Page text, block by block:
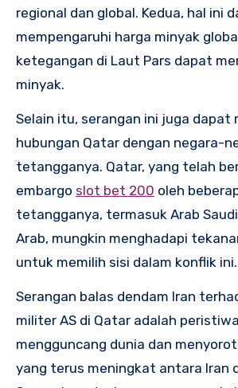
regional dan global. Kedua, hal ini
mempengaruhi harga minyak
ketegangan di Laut Pars dapat
minyak.
Selain itu, serangan ini juga dapat
hubungan Qatar dengan negara-
tetangganya. Qatar, yang telah
embargo slot bet 200 oleh
tetangganya, termasuk Arab
Arab, mungkin menghadapi
untuk memilih sisi dalam konflik ini.
Serangan balas dendam Iran
militer AS di Qatar adalah
mengguncang dunia dan
yang terus meningkat antara Iran